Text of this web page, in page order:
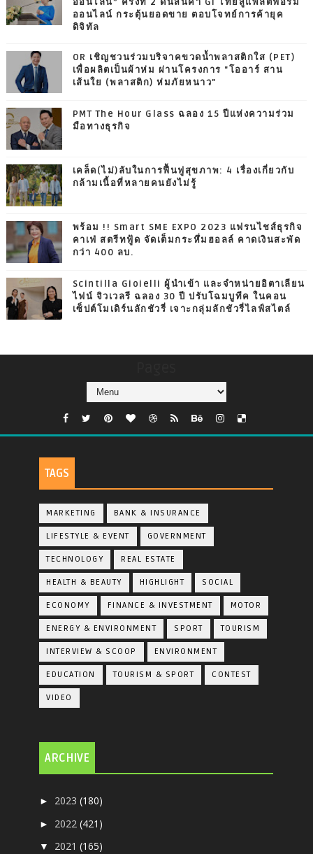
ออนไลน์” ครั้งที่ 2 ดันสินค้า GI ไทยสู่แพลตฟอร์ม
ออนไลน์ กระตุ้นยอดขาย ตอบโจทย์การค้ายุค
ดิจิทัล
OR เชิญชวนร่วมบริจาคขวดน้ำพลาสติกใส (PET)
เพื่อผลิตเป็นผ้าห่ม ผ่านโครงการ "โออาร์ สาน
เส้นใย (พลาสติก) ห่มภัยหนาว"
PMT The Hour Glass ฉลอง 15 ปีแห่งความร่วม
มือทางธุรกิจ
เคล็ด(ไม่)ลับในการฟื้นฟูสุขภาพ: 4 เรื่องเกี่ยวกับ
กล้ามเนื้อที่หลายคนยังไม่รู้
พร้อม !! Smart SME EXPO 2023 แฟรนไชส์ธุรกิจ
คาเฟ่ สตรีทฟู้ด จัดเต็มกระหึ่มฮอลล์ คาดเงินสะพัด
กว่า 400 ลบ.
Scintilla Gioielli ผู้นำเข้า และจำหน่ายอิตาเลียน
ไฟน์ จิวเวลรี ฉลอง 30 ปี ปรับโฉมบูทีค ในคอน
เซ็ปต์โมเดิร์นลักชัวรี่ เจาะกลุ่มลักชัวรี่ไลฟ์สไตล์
TAGS
MARKETING BANK & INSURANCE
LIFESTYLE & EVENT GOVERNMENT
TECHNOLOGY REAL ESTATE
HEALTH & BEAUTY HIGHLIGHT SOCIAL
ECONOMY FINANCE & INVESTMENT MOTOR
ENERGY & ENVIRONMENT SPORT TOURISM
INTERVIEW & SCOOP ENVIRONMENT
EDUCATION TOURISM & SPORT CONTEST
VIDEO
ARCHIVE
► 2023(180)
► 2022(421)
▼ 2021(165)